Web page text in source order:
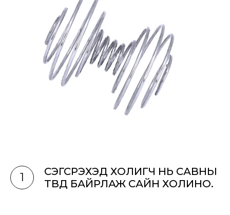
1
СЭГСРЭХЭД ХОЛИГЧ НЬ САВНЫ
ТӨВД БАЙРЛАЖ САЙН ХОЛИНО.